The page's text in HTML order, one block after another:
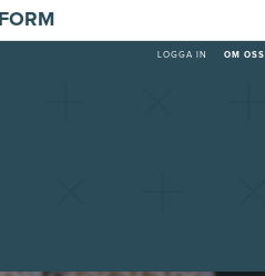
LOGGA IN OM OSS